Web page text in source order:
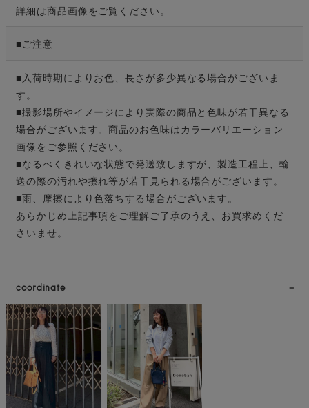
詳細は商品画像をご覧ください。
■ご注意
■入荷時期によりお色、長さが多少異なる場合がございま
す。
■撮影場所やイメージにより実際の商品と色味が若干異なる
場合がございます。商品のお色味はカラーバリエーション
画像をご参照ください。
■なるべくきれいな状態で発送致しますが、製造工程上、輸
送の際の汚れや擦れ等が若干見られる場合がございます。
■雨、摩擦により色落ちする場合がございます。
あらかじめ上記事項をご理解ご了承のうえ、お買求めくだ
さいませ。
coordinate